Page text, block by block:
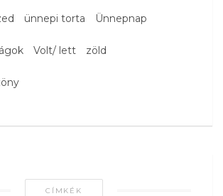
ünnepi torta Ünnepnap
Volt/ lett zöld
CÍMKÉK